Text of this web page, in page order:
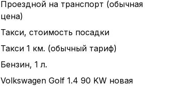
Проездной на транспорт (обычная
цена)
Такси, стоимость посадки
Такси 1 км. (обычный тариф)
Бензин, 1 л.
Volkswagen Golf 1.4 90 KW новая